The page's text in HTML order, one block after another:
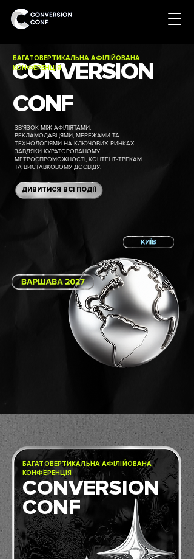
CONVERSION
БАГАТОВЕРТИКАЛЬНА АФІЛІЙОВАНА
КОНФЕРЕНЦІЯ
CONF
ЗВ’ЯЗОК МІЖ АФІЛІЯТАМИ,
РЕКЛАМОДАВЦЯМИ, МЕРЕЖАМИ ТА
ТЕХНОЛОГІЯМИ НА КЛЮЧОВИХ РИНКАХ
ЗАВДЯКИ КУРАТОРОВАНОМУ
МЕТРОСПРОМОЖНОСТІ, КОНТЕНТ-ТРЕКАМ
ТА ВИСТАВКОВОМУ ДОСВІДУ.
ДИВИТИСЯ ВСІ ПОДІЇ
БАГАТОВЕРТИКАЛЬНА АФІЛІЙОВАНА
КОНФЕРЕНЦІЯ
CONVERSION
CONF